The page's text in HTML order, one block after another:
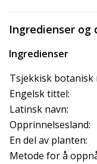
Ingredienser
Ingredienser
Tsjekkisk botanisk
Engelsk tittel:
Latinsk navn:
Opprinnelsesland:
En del av planten:
Metode for å